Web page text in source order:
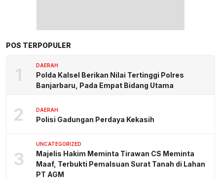
POS TERPOPULER
1 DAERAH
Polda Kalsel Berikan Nilai Tertinggi Polres
Banjarbaru, Pada Empat Bidang Utama
2 DAERAH
Polisi Gadungan Perdaya Kekasih
3
UNCATEGORIZED
Majelis Hakim Meminta Tirawan CS Meminta
Maaf, Terbukti Pemalsuan Surat Tanah di Lahan
PT AGM